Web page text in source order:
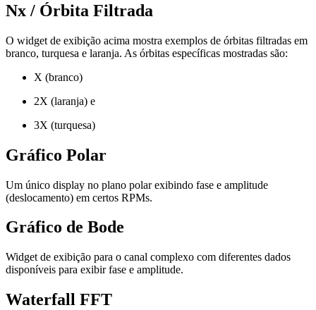
Nx / Órbita Filtrada
O widget de exibição acima mostra exemplos de órbitas filtradas em
branco, turquesa e laranja. As órbitas específicas mostradas são:
X (branco)
2X (laranja) e
3X (turquesa)
Gráfico Polar
Um único display no plano polar exibindo fase e amplitude
(deslocamento) em certos RPMs.
Gráfico de Bode
Widget de exibição para o canal complexo com diferentes dados
disponíveis para exibir fase e amplitude.
Waterfall FFT